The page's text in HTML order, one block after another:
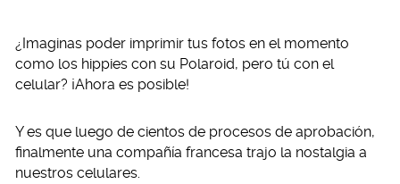
¿Imaginas poder imprimir tus fotos en el momento
como los hippies con su Polaroid, pero tú con el
celular? ¡Ahora es posible!
Y es que luego de cientos de procesos de aprobación,
finalmente una compañía francesa trajo la nostalgia a
nuestros celulares.